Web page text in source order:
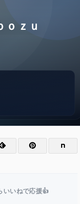
いいねで応援👍